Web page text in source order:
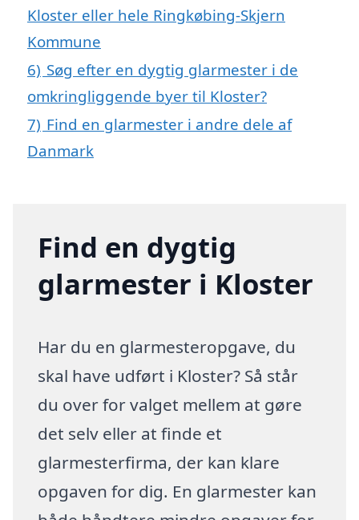
Kloster eller hele Ringkøbing-Skjern
Kommune
6) Søg efter en dygtig glarmester i de
omkringliggende byer til Kloster?
7) Find en glarmester i andre dele af
Danmark
Find en dygtig
glarmester i Kloster
Har du en glarmesteropgave, du
skal have udført i Kloster? Så står
du over for valget mellem at gøre
det selv eller at finde et
glarmesterfirma, der kan klare
opgaven for dig. En glarmester kan